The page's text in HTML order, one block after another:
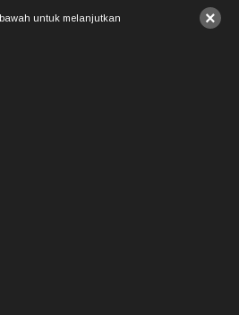
×
untuk melanjutkan